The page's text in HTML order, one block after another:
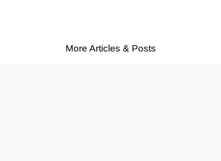
More Articles & Posts